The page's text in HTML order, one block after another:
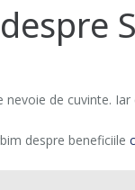
nevoie de cuvinte. Iar
despre beneficiile